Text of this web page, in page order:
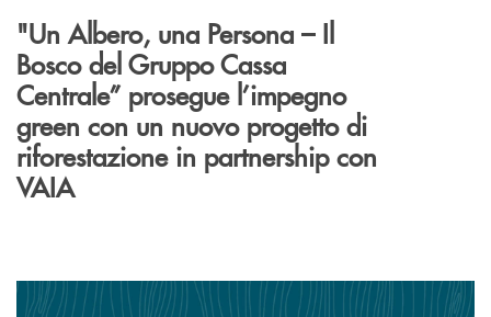
"Un Albero, una Persona – Il
Bosco del Gruppo Cassa
Centrale” prosegue l’impegno
green con un nuovo progetto di
riforestazione in partnership con
VAIA